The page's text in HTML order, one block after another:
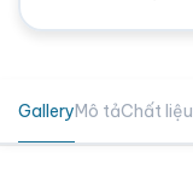
GalleryMô tảChất liệu